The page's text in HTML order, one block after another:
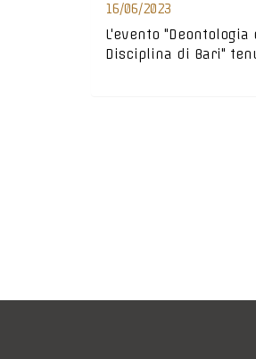
16/06/2023
L'evento
Disciplina di Bari"